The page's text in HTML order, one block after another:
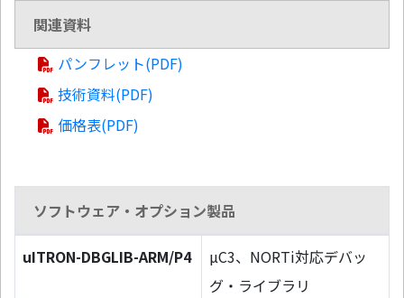
関連資料
パンフレット(PDF)
技術資料(PDF)
価格表(PDF)
ソフトウェア・オプション製品
uITRON-DBGLIB-ARM/P4
µC3、NORTi対応デバッ
グ・ライブラリ